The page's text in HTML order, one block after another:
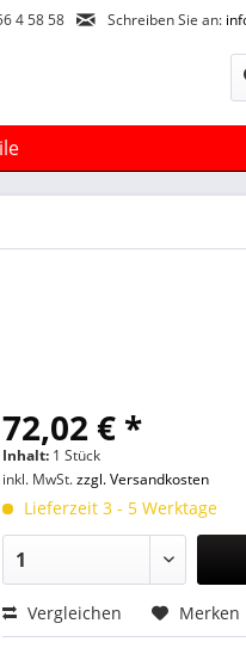
4 58 58 Schreiben Sie an:
72,02 € *
Inhalt: 1 Stück
inkl. MwSt.zzgl. Versandkosten
Lieferzeit 3 - 5 Werktage
Vergleichen Merken